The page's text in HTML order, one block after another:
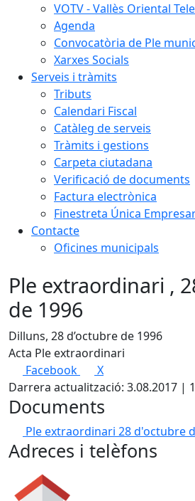
VOTV - Vallès Oriental
Agenda
Convocatòria de Ple
Xarxes Socials
Serveis i tràmits
Tributs
Calendari Fiscal
Catàleg de serveis
Tràmits i gestions
Carpeta ciutadana
Verificació de documents
Factura electrònica
Finestreta Única
Contacte
Oficines municipals
Ple extraordinari ,
de 1996
Dilluns, 28 d’octubre de 1996
Acta Ple extraordinari
Facebook
X
Darrera actualització: 3.08.2017 |
Documents
Ple extraordinari 28 d'octubre
Adreces i telèfons